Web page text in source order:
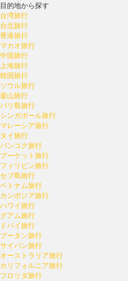
目的地から探す
台湾旅行
台北旅行
香港旅行
マカオ旅行
中国旅行
上海旅行
韓国旅行
ソウル旅行
釜山旅行
バリ島旅行
シンガポール旅行
マレーシア旅行
タイ旅行
バンコク旅行
プーケット旅行
フィリピン旅行
セブ島旅行
ベトナム旅行
カンボジア旅行
ハワイ旅行
グアム旅行
ドバイ旅行
ブータン旅行
サイパン旅行
オーストラリア旅行
カリフォルニア旅行
フロリダ旅行